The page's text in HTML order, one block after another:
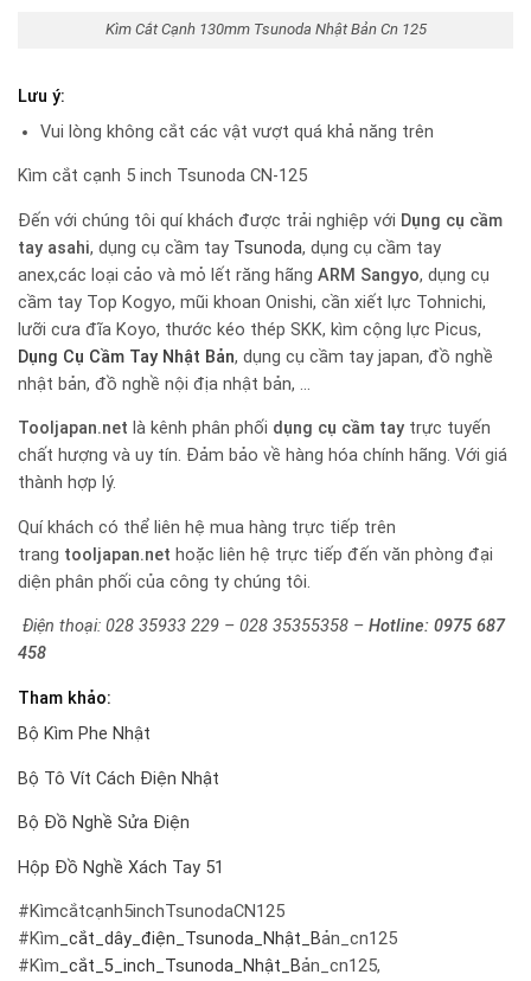
Kìm Cắt Cạnh 130mm Tsunoda Nhật Bản Cn 125
Lưu ý:
Vui lòng không cắt các vật vượt quá khả năng trên
Kìm cắt cạnh 5 inch Tsunoda CN-125
Đến với chúng tôi quí khách được trải nghiệp với Dụng cụ cầm
tay asahi, dụng cụ cầm tay Tsunoda, dụng cụ cầm tay
anex,các loại cảo và mỏ lết răng hãng ARM Sangyo, dụng cụ
cầm tay Top Kogyo, mũi khoan Onishi, cần xiết lực Tohnichi,
lưỡi cưa đĩa Koyo, thước kéo thép SKK, kìm cộng lực Picus,
Dụng Cụ Cầm Tay Nhật Bản, dụng cụ cầm tay japan, đồ nghề
nhật bản, đồ nghề nội địa nhật bản, …
Tooljapan.net là kênh phân phối dụng cụ cầm tay trực tuyến
chất hượng và uy tín. Đảm bảo về hàng hóa chính hãng. Với giá
thành hợp lý.
Quí khách có thể liên hệ mua hàng trực tiếp trên
trang tooljapan.net hoặc liên hệ trực tiếp đến văn phòng đại
diện phân phối của công ty chúng tôi.
Điện thoại: 028 35933 229 – 028 35355358 – Hotline: 0975 687
458
Tham khảo:
Bộ Kìm Phe Nhật
Bộ Tô Vít Cách Điện Nhật
Bộ Đồ Nghề Sửa Điện
Hộp Đồ Nghề Xách Tay 51
#Kìmcắtcạnh5inchTsunodaCN125
#Kìm _cắt_dây_điện_Tsunoda_Nhật_Bản_cn125
#Kìm _cắt_5_inch_Tsunoda_Nhật_Bản_cn125,